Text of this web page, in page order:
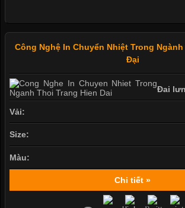
Công Nghệ In Chuyển Nhiệt Trong
Đại
Đai
Vải:
Size:
Màu:
Chi tiết »